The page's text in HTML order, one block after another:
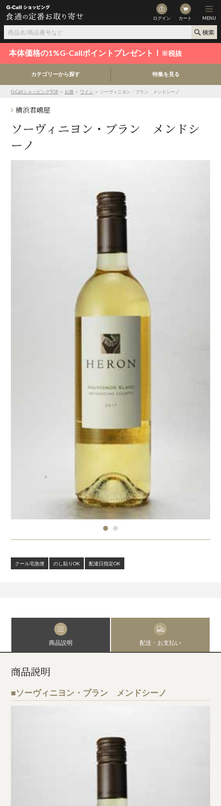
ログイン カート MENU
本体価格の1%G-Callポイントプレゼント！ ※税抜
カテゴリーから探す 特集を見る
G-CallショッピングTOP ＞ お酒 ＞ ワイン ＞ ソーヴィニヨン・ブラン メンドシーノ
横浜君嶋屋
ソーヴィニヨン・ブラン メンドシ
ーノ
クール宅急便 のし貼りOK 配達日指定OK
商品説明 配送・お支払い
商品説明
■ソーヴィニヨン・ブラン メンドシーノ